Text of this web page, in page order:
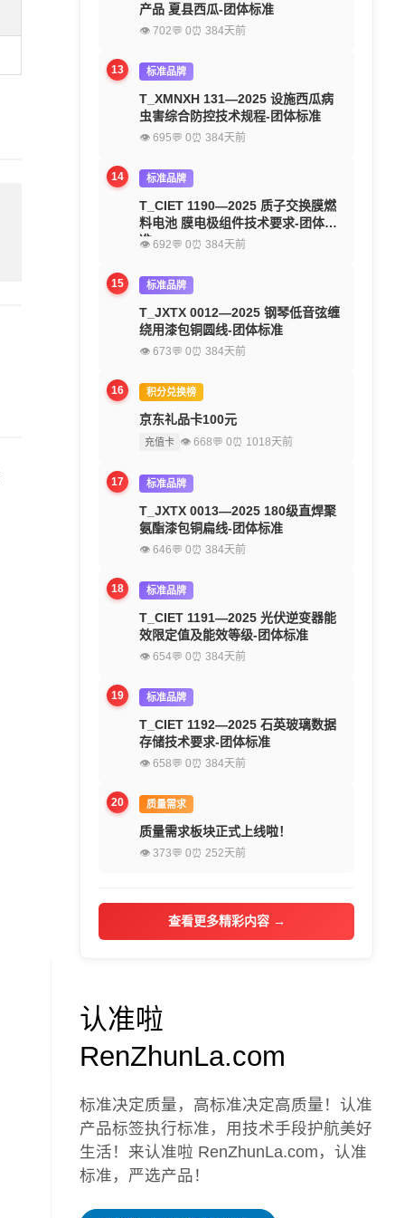
产品 夏县西瓜-团体标准
👁 702💬 0⏰ 384天前
13 标准品牌
T_XMNXH 131—2025 设施西瓜病
虫害综合防控技术规程-团体标准
👁 695💬 0⏰ 384天前
14 标准品牌
T_CIET 1190—2025 质子交换膜燃
料电池 膜电极组件技术要求-团体标
准
👁 692💬 0⏰ 384天前
15 标准品牌
T_JXTX 0012—2025 钢琴低音弦缠
绕用漆包铜圆线-团体标准
👁 673💬 0⏰ 384天前
16 积分兑换榜
京东礼品卡100元
充值卡 👁 668💬 0⏰ 1018天前
17 标准品牌
T_JXTX 0013—2025 180级直焊聚
氨酯漆包铜扁线-团体标准
👁 646💬 0⏰ 384天前
18 标准品牌
T_CIET 1191—2025 光伏逆变器能
效限定值及能效等级-团体标准
👁 654💬 0⏰ 384天前
19 标准品牌
T_CIET 1192—2025 石英玻璃数据
存储技术要求-团体标准
👁 658💬 0⏰ 384天前
20 质量需求
质量需求板块正式上线啦！
👁 373💬 0⏰ 252天前
查看更多精彩内容 →
认准啦
RenZhunLa.com
标准决定质量，高标准决定高质量！认准
产品标签执行标准，用技术手段护航美好
生活！来认准啦 RenZhunLa.com，认准
标准，严选产品！